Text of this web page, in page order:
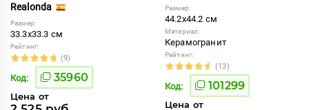
Realonda
Размер:
33.3x33.3 см
Рейтинг:
(9)
Код: 35960
Цена от
Размер:
44.2x44.2 см
Материал:
Керамогранит
Рейтинг:
(13)
Код: 101299
Цена от